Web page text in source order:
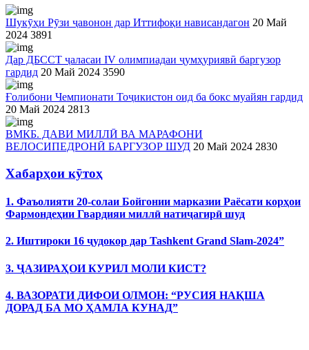
Шукӯҳи Рӯзи ҷавонон дар Иттифоқи нависандагон 20 Май
2024 3891
Дар ДБССТ ҷаласаи IV олимпиадаи ҷумҳуриявӣ баргузор
гардид 20 Май 2024 3590
Ғолибони Чемпионати Тоҷикистон оид ба бокс муайян гардид
20 Май 2024 2813
ВМКБ. ДАВИ МИЛЛӢ ВА МАРАФОНИ
ВЕЛОСИПЕДРОНӢ БАРГУЗОР ШУД 20 Май 2024 2830
Хабарҳои кӯтоҳ
1. Фаъолияти 20-солаи Бойгонии марказии Раёсати корҳои
Фармондеҳии Гвардияи миллӣ натиҷагирӣ шуд
2. Иштироки 16 ҷудокор дар Tashkent Grand Slam-2024”
3. ҶАЗИРАҲОИ КУРИЛ МОЛИ КИСТ?
4. ВАЗОРАТИ ДИФОИ ОЛМОН: “РУСИЯ НАҚША
ДОРАД БА МО ҲАМЛА КУНАД”